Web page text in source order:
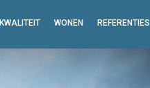
KWALITEIT WONEN REFERENTIES